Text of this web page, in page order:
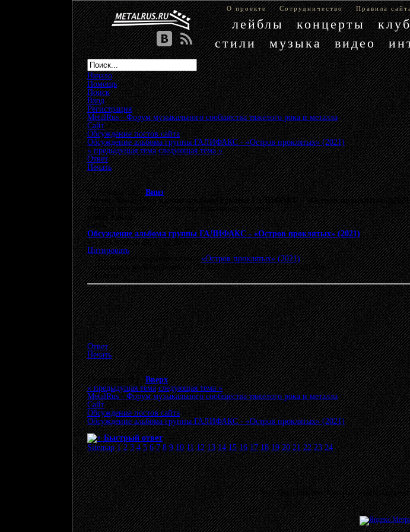
О проекте Сотрудничество Правила
лейблы концерты
стили
музыка видео
Начало
Помощь
Поиск
Вход
Регистрация
MetalRus - Форум музыкального сообщества тяжелого рока и металла»
Сайт»
Обсуждение постов сайта»
Обсуждение альбома группы ГАЛИФАКС - «Остров проклятых» (2021)
« предыдущая тема следующая тема »
Ответ
Печать
Страницы: [1]Вниз
АвторТема: Обсуждение альбома группы ГАЛИФАКС - «Остров проклятых»
0 Пользователей и 1 Гость просматривают эту тему.
Робот сайта
Гость
Обсуждение альбома группы ГАЛИФАКС - «Остров проклятых» (2021)
«:12 Октябрь 2021, 22:40:57 »
Цитировать
Это тема обсуждения записи«Остров проклятых» (2021).
«Последнее редактирование: 13 Май 2026, 10:39:14 от KONDOR»
Записан
Ответ
Печать
Страницы: [1]Вверх
« предыдущая тема следующая тема »
MetalRus - Форум музыкального сообщества тяжелого рока и металла»
Сайт»
Обсуждение постов сайта»
Обсуждение альбома группы ГАЛИФАКС - «Остров проклятых» (2021)
Быстрый ответ
Sitemap 1 2 3 4 5 6 7 8 9 10 11 12 13 14 15 16 17 18 19 20 21 22 23 24
© 2003 - 2026 MetalRus. Материалы сайта